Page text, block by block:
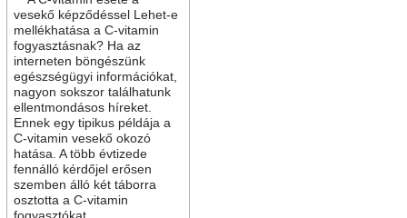
vesekő képződéssel Lehet-e
mellékhatása a C-vitamin
fogyasztásnak? Ha az
interneten böngészünk
egészségügyi információkat,
nagyon sokszor találhatunk
ellentmondásos híreket.
Ennek egy tipikus példája a
C-vitamin vesekő okozó
hatása. A több évtizede
fennálló kérdőjel erősen
szemben álló két táborra
osztotta a C-vitamin